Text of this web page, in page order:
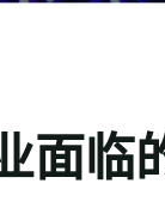
面临